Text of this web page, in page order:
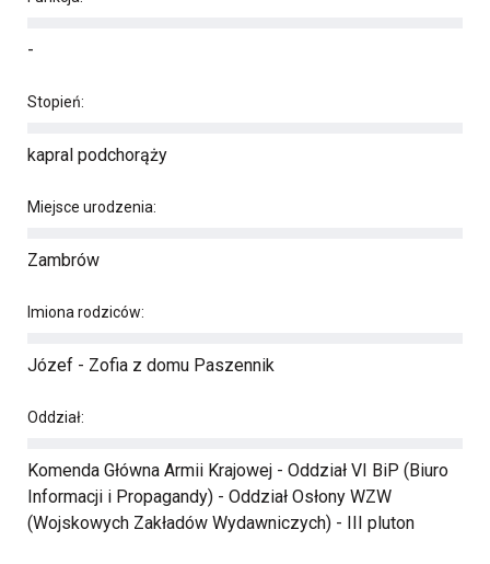
-
Stopień:
kapral podchorąży
Miejsce urodzenia:
Zambrów
Imiona rodziców:
Józef - Zofia z domu Paszennik
Oddział:
Komenda Główna Armii Krajowej - Oddział VI BiP (Biuro
Informacji i Propagandy) - Oddział Osłony WZW
(Wojskowych Zakładów Wydawniczych) - III pluton